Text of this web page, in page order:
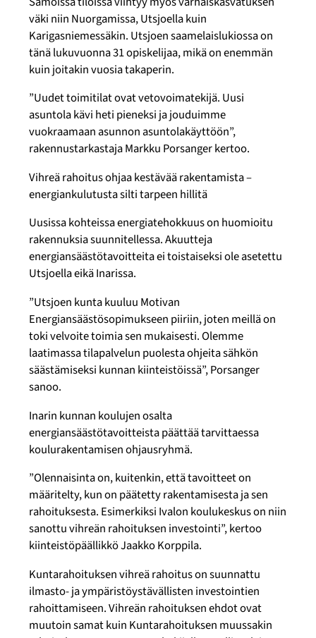
väki niin Nuorgamissa, Utsjoella kuin
Karigasniemessäkin. Utsjoen saamelaislukiossa on
tänä lukuvuonna 31 opiskelijaa, mikä on enemmän
kuin joitakin vuosia takaperin.
”Uudet toimitilat ovat vetovoimatekijä. Uusi
asuntola kävi heti pieneksi ja jouduimme
vuokraamaan asunnon asuntolakäyttöön”,
rakennustarkastaja Markku Porsanger kertoo.
Vihreä rahoitus ohjaa kestävää rakentamista –
energiankulutusta silti tarpeen hillitä
Uusissa kohteissa energiatehokkuus on huomioitu
rakennuksia suunnitellessa. Akuutteja
energiansäästötavoitteita ei toistaiseksi ole asetettu
Utsjoella eikä Inarissa.
”Utsjoen kunta kuuluu Motivan
Energiansäästösopimukseen piiriin, joten meillä on
toki velvoite toimia sen mukaisesti. Olemme
laatimassa tilapalvelun puolesta ohjeita sähkön
säästämiseksi kunnan kiinteistöissä”, Porsanger
sanoo.
Inarin kunnan koulujen osalta
energiansäästötavoitteista päättää tarvittaessa
koulurakentamisen ohjausryhmä.
”Olennaisinta on, kuitenkin, että tavoitteet on
määritelty, kun on päätetty rakentamisesta ja sen
rahoituksesta. Esimerkiksi Ivalon koulukeskus on niin
sanottu vihreän rahoituksen investointi”, kertoo
kiinteistöpäällikkö Jaakko Korppila.
Kuntarahoituksen vihreä rahoitus on suunnattu
ilmasto- ja ympäristöystävällisten investointien
rahoittamiseen. Vihreän rahoituksen ehdot ovat
muutoin samat kuin Kuntarahoituksen muussakin